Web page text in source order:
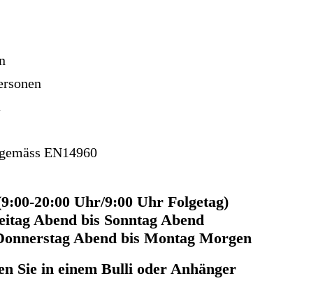
EN14960
20:00 Uhr/9:00 Uhr Folgetag)
Abend bis Sonntag Abend
Abend bis Montag Morgen
Sie in einem Bulli oder Anhänger